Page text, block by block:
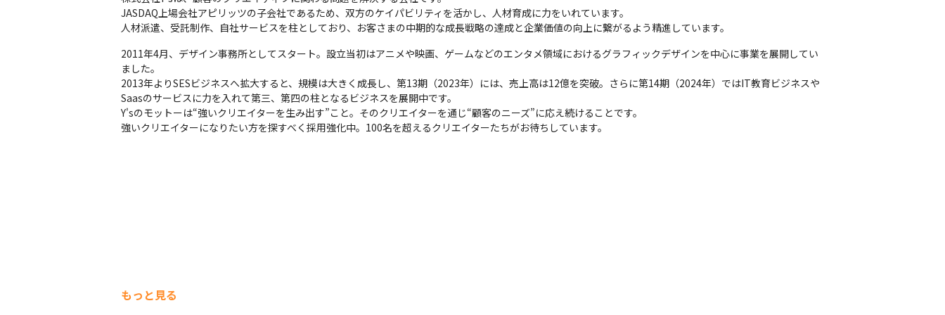
JASDAQ上場会社アピリッツの子会社であるため、双方のケイパビリティを活かし、人材育成に力をいれています。
人材派遣、受託制作、自社サービスを柱としており、お客さまの中期的な成長戦略の達成と企業価値の向上に繋がるよう精進しています。
2011年4月、デザイン事務所としてスタート。設立当初はアニメや映画、ゲームなどのエンタメ領域におけるグラフィックデザインを中心に事業を展開してい
ました。
2013年よりSESビジネスへ拡大すると、規模は大きく成長し、第13期（2023年）には、売上高は12億を突破。さらに第14期（2024年）ではIT教育ビジネスや
Saasのサービスに力を入れて第三、第四の柱となるビジネスを展開中です。
Y'sのモットーは“強いクリエイターを生み出す”こと。そのクリエイターを通じ“顧客のニーズ”に応え続けることです。
強いクリエイターになりたい方を探すべく採用強化中。100名を超えるクリエイターたちがお待ちしています。
もっと見る